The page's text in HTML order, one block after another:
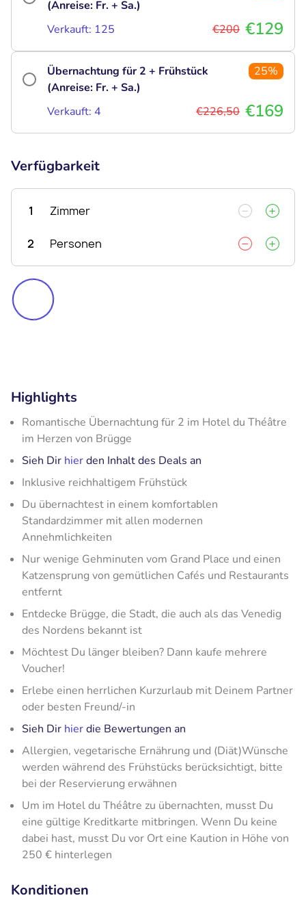
(Anreise: Fr. + Sa.)
Verkauft: 125 €200 €129
Übernachtung für 2 + Frühstück
(Anreise: Fr. + Sa.)
25%
Verkauft: 4 €226,50 €169
Verfügbarkeit
1 Zimmer
2 Personen
Highlights
Romantische Übernachtung für 2 im Hotel du Théâtre
im Herzen von Brügge
Sieh Dir hierden Inhalt des Deals an
Inklusive reichhaltigem Frühstück
Du übernachtest in einem komfortablen
Standardzimmer mit allen modernen
Annehmlichkeiten
Nur wenige Gehminuten vom Grand Place und einen
Katzensprung von gemütlichen Cafés und Restaurants
entfernt
Entdecke Brügge, die Stadt, die auch als das Venedig
des Nordens bekannt ist
Möchtest Du länger bleiben? Dann kaufe mehrere
Voucher!
Erlebe einen herrlichen Kurzurlaub mit Deinem Partner
oder besten Freund/-in
Sieh Dir hierdie Bewertungen an
Allergien, vegetarische Ernährung und (Diät)Wünsche
werden während des Frühstücks berücksichtigt, bitte
bei der Reservierung erwähnen
Um im Hotel du Théâtre zu übernachten, musst Du
eine gültige Kreditkarte mitbringen. Wenn Du keine
dabei hast, musst Du vor Ort eine Kaution in Höhe von
250 € hinterlegen
Konditionen